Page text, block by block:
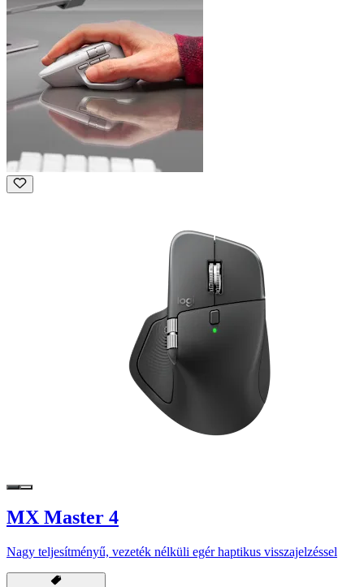
MX Master 4
Nagy teljesítményű, vezeték nélküli egér haptikus visszajelzéssel